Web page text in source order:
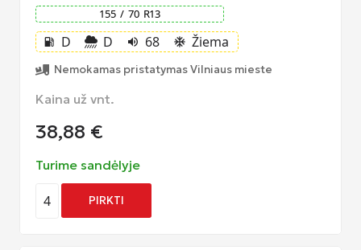
155 / 70 R13
local_gas_station D D volume_up 68 ac_unit Žiema
Nemokamas pristatymas Vilniaus mieste
Kaina už vnt.
38,88 €
Turime sandėlyje
4 PIRKTI